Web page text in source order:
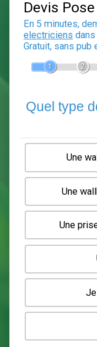
Devis
En 5
Gratuit, sans
Quel